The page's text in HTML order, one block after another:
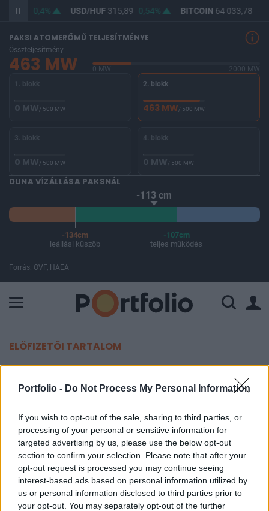
Portfolio - Do Not Process My Personal Information
If you wish to opt-out of the sale, sharing to third parties, or
processing of your personal or sensitive information for
targeted advertising by us, please use the below opt-out
section to confirm your selection. Please note that after your
opt-out request is processed you may continue seeing
interest-based ads based on personal information utilized by
us or personal information disclosed to third parties prior to
your opt-out. You may separately opt-out of the further
364,64 0,4% USD/HUF315,89 0,54% BITCOIN64 033,78 -
PAKSI ATOMERŐMŰ TELJESÍTMÉNYE
Összteljesítmény
463 MW 0 MW
2000 MW
1. blokk
0 MW/ 500 MW
2. blokk
463 MW/ 500 MW
3. blokk
0 MW/ 500 MW
4. blokk
0 MW/ 500 MW
DUNA VÍZÁLLÁSA PAKSNÁL
-113 cm
-134cm
leállási küszöb
-107cm
teljes működés
Forrás: OVF, HAEA
ELŐFIZETŐI TARTALOM
súlyos kiadások várhatnak a
tavasszal
Pénzcentrum
2023. március 25. 08:44
A tavasz hirtelen beköszöntésével kezdődnek a
kerti munkák, a fakivágások ára pedig jelentősen